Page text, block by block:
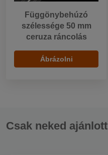
Függönybehúzó
szélessége 50 mm
ceruza ráncolás
Ábrázolni
Csak neked ajánlott